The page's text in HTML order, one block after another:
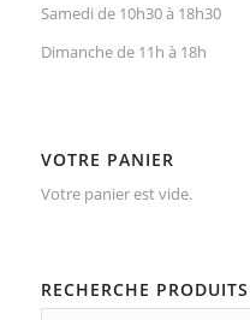
Samedi de 10h30 à 18h30
Dimanche de 11h à 18h
VOTRE PANIER
Votre panier est vide.
RECHERCHE PRODUITS